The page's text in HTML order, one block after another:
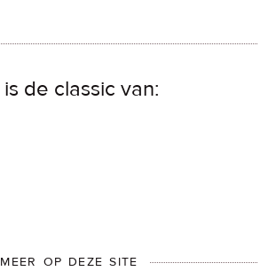
is de classic van:
MEER OP DEZE SITE